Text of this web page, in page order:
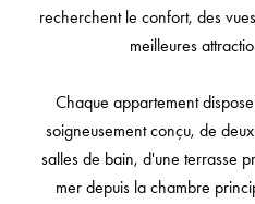
recherchent le confort, des
meilleures
Chaque appartement
soigneusement conçu, de
salles de bain, d'une terrasse
mer depuis la chambre